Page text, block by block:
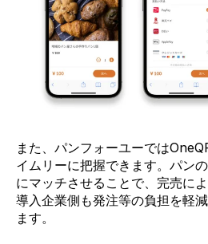
また、パンフォーユーでは
イムリーに把握できます。パン
にマッチさせることで、完売に
導入企業側も発注等の負担を軽
ます。